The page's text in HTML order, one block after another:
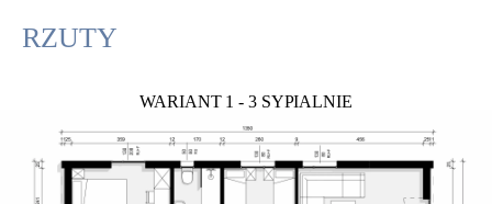
RZUTY
WARIANT 1 - 3 SYPIALNIE